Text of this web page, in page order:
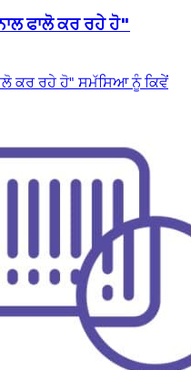
ਫਾਲੋ ਕਰ ਰਹੇ ਹੋ"
ਕਰ ਰਹੇ ਹੋ" ਸਮੱਸਿਆ ਨੂੰ ਕਿਵੇਂ